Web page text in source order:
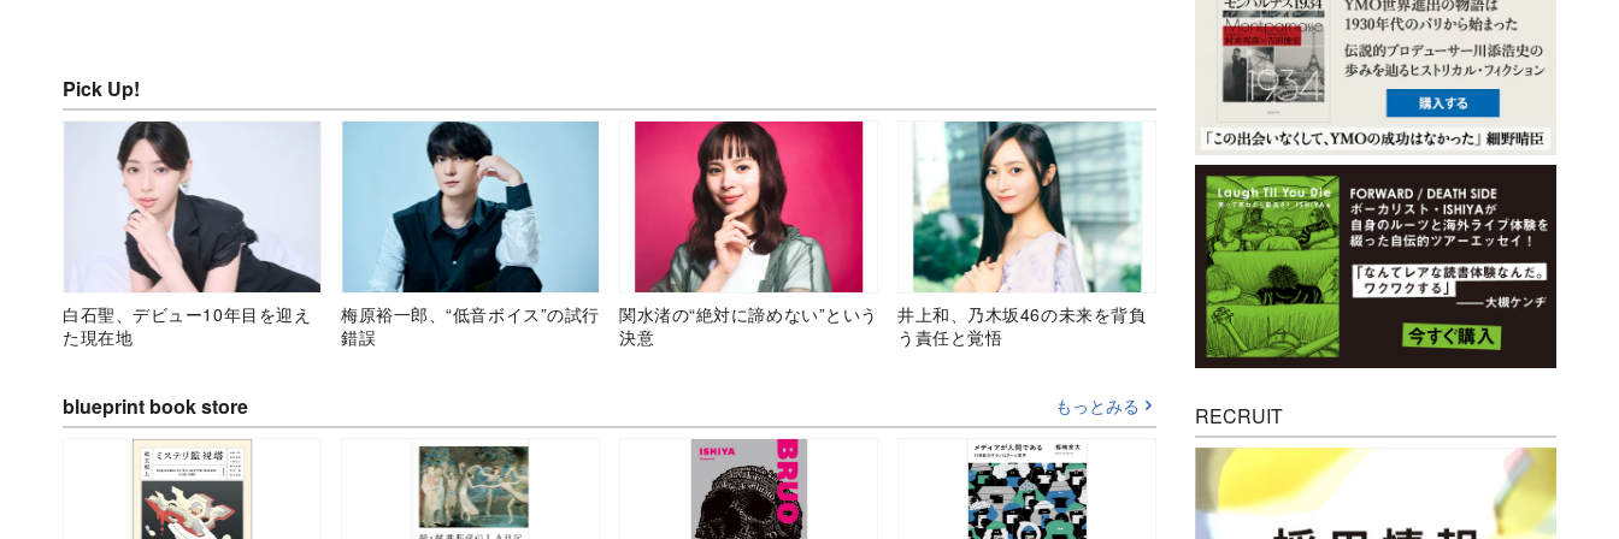
Pick Up!
白石聖、デビュー10年目を迎え
た現在地
梅原裕一郎、“低音ボイス”の試行
錯誤
関水渚の“絶対に諦めない”という
決意
井上和、乃木坂46の未来を背負
う責任と覚悟
blueprint book store もっとみる RECRUIT